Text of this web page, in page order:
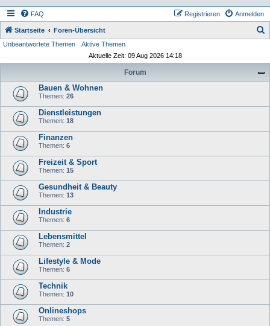
FAQ Anmelden
Registrieren
Startseite Foren-Übersicht
Unbeantwortete Themen
Aktive Themen
Aktuelle Zeit: 09 Aug 2026 14:18
Forum
Bauen & Wohnen
Themen: 26
Dienstleistungen
Themen: 18
Finanzen
Themen: 6
Freizeit & Sport
Themen: 15
Gesundheit & Beauty
Themen: 13
Industrie
Themen: 6
Lebensmittel
Themen: 2
Lifestyle & Mode
Themen: 6
Technik
Themen: 10
Onlineshops
Themen: 5